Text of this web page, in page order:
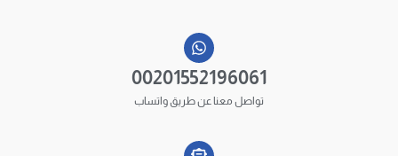
00201552196061
تواصل معنا عن طريق واتساب